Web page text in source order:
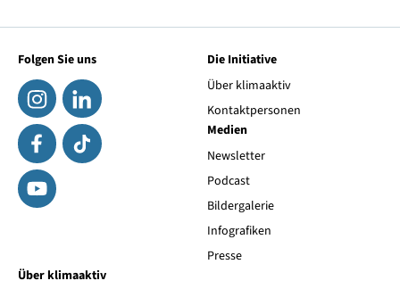
Folgen Sie uns
Die Initiative
Über klimaaktiv
Kontaktpersonen
Medien
Newsletter
Podcast
Bildergalerie
Infografiken
Presse
Über klimaaktiv